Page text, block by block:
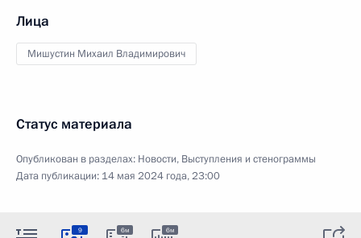
Лица
Мишустин Михаил Владимирович
Статус материала
Опубликован в разделах: Новости, Выступления и стенограммы
Дата публикации: 14 мая 2024 года, 23:00
9 6м 6м